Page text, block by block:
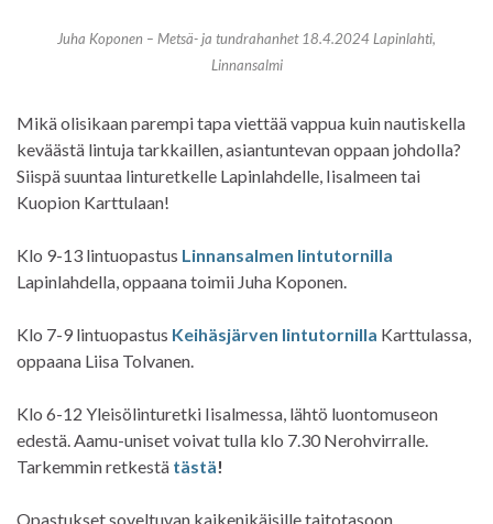
Juha Koponen – Metsä- ja tundrahanhet 18.4.2024 Lapinlahti,
Linnansalmi
Mikä olisikaan parempi tapa viettää vappua kuin nautiskella
keväästä lintuja tarkkaillen, asiantuntevan oppaan johdolla?
Siispä suuntaa linturetkelle Lapinlahdelle, Iisalmeen tai
Kuopion Karttulaan!
Klo 9-13 lintuopastus Linnansalmen lintutornilla
Lapinlahdella, oppaana toimii Juha Koponen.
Klo 7-9 lintuopastus Keihäsjärven lintutornilla Karttulassa,
oppaana Liisa Tolvanen.
Klo 6-12 Yleisölinturetki Iisalmessa, lähtö luontomuseon
edestä. Aamu-uniset voivat tulla klo 7.30 Nerohvirralle.
Tarkemmin retkestä tästä!
Opastukset soveltuvan kaikenikäisille taitotasoon